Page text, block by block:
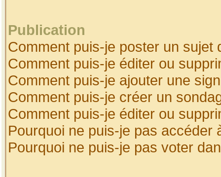
Publication
Comment puis-je poster un sujet
Comment puis-je éditer ou
Comment puis-je ajouter une
Comment puis-je créer un
Comment puis-je éditer ou
Pourquoi ne puis-je pas accéder
Pourquoi ne puis-je pas voter